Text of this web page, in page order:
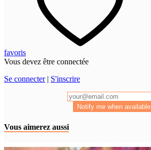
favoris
Vous devez être connectée
Se connecter| S'inscrire
Notify me when available
Vous aimerez aussi